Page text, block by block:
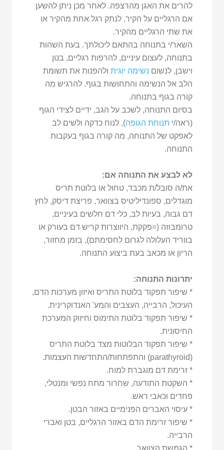
להרים את האגן מהרצפה. לאחר מכן ניתן להשען
אם הרגליים על הקיר, לנתק רגל אחת מהקיר או
את שתי הרגליים מהקיר.
השאר/י בתנוחה בהתאם ליכולתך. בעת השהות
בתנוחה, לעצום עיניים, להרפות רגליים, בטן
וישבן, לנשום נשימה יוגית ולהפנות את תשומת
הלב אל הנשימה והתחושות בגוף. להרגיש מה
קורה בגוף בתנוחה.
בסיום התנוחה, לשכב על הגב, ידיים לצידי הגוף
(ראה/י תנוחת הגופה), לנוח כדקה ולשים לב
לאפקט של התנוחה, מה קורה בגוף בעקבות
התנוחה.
לא לבצע את התנוחה אם:
את/ה סובל/ת מכבד, טחול או בלוטת תריס
מוגדלים, ספונדיליטיס בצוואר, פריצת דיסק, לחץ
דם גבוה, בעיות לב, כלי דם חלשים בעיניים,
טרומבוזה (=פקקת, היווצרות קריש דם בעורק או
בווריד העלולה לגרום לחסימתם), בזמן מחזור,
הריון או מכאב בעת ביצוע התנוחה.
יתרונות התנוחה:
* שיפור תפקוד בלוטת התריס ואיזון מערכות הדם,
העיכול, הרבייה, העצבים והמע' האנדוקרינית.
* שיפור תפקוד בלוטת התימוס וחיזוק המערכת
החיסונית.
* שיפור תפקוד הבלוטות מצד בלוטת התריס
(parathyroid) והתפתחות/התחדשות העצמות.
* זרימת דם מוגברת למוח.
* השקטת התודעה, שחרור מתח נפשי ומנטלי,
פחדים וכאבי ראש.
* עיסוי האברים הפנימיים באזור הבטן.
* שיפור זרימת הדם באזור הרגליים, בטן ואברי
הרבייה.
* הגמשת הצוואר.